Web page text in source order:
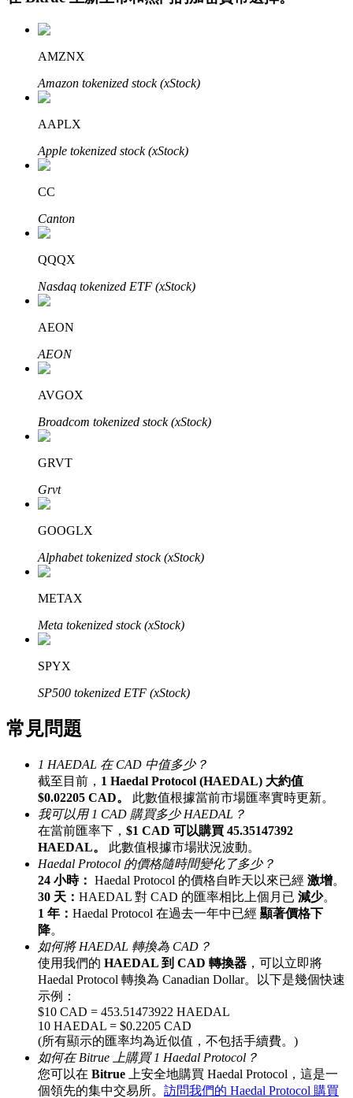
定投理财
了解如何賺取穩定收入
Bitrue
合夥人計劃
Bitrue渠道合伙人
最高達65%佣金！
邀请好友
邀請朋友獲得現金獎勵
充值CASHCAT & 赢取
AMZNX
Amazon tokenized stock (xStock)
AAPLX
Apple tokenized stock (xStock)
CC
Canton
QQQX
Nasdaq tokenized ETF (xStock)
AEON
AEON
AVGOX
Broadcom tokenized stock (xStock)
GRVT
Grvt
GOOGLX
Alphabet tokenized stock (xStock)
METAX
Meta tokenized stock (xStock)
SPYX
SP500 tokenized ETF (xStock)
常見問題
1 HAEDAL 在 CAD 中值多少？
截至目前， 1 Haedal Protocol (HAEDAL) 大約值
$0.02205 CAD。
此數值根據當前市場匯率實時更新。
我可以用 1 CAD 購買多少 HAEDAL？
在當前匯率下， $1 CAD 可以購買 45.35147392
HAEDAL。
此數值根據市場狀況波動。
Haedal Protocol 的價格隨時間變化了多少？
24 小時： Haedal Protocol 的價格自昨天以來已經 激增。
30 天： HAEDAL 對 CAD 的匯率相比上個月已 減少。
1 年： Haedal Protocol 在過去一年中已經 顯著價格下
降。
如何將 HAEDAL 轉換為 CAD？
使用我們的 HAEDAL 到 CAD 轉換器 ，可以立即將
Haedal Protocol 轉換為 Canadian Dollar。以下是幾個快速
示例：
$10 CAD = 453.51473922 HAEDAL
10 HAEDAL = $0.2205 CAD
(所有顯示的匯率均為近似值，不包括手續費。)
如何在 Bitrue 上購買 1 Haedal Protocol？
您可以在 Bitrue 上安全地購買 Haedal Protocol，這是一
個領先的集中交易所。 訪問我們的 Haedal Protocol 購買